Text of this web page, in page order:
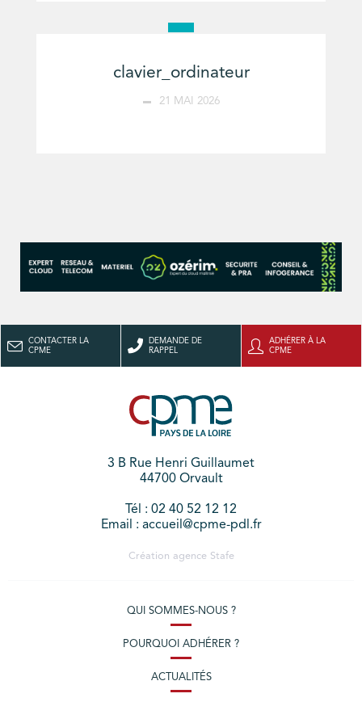
clavier_ordinateur
21 MAI 2026
CONTACTER LA
CPME
DEMANDE DE
RAPPEL
ADHÉRER À LA
CPME
3 B Rue Henri Guillaumet
44700 Orvault
Tél : 02 40 52 12 12
Email : accueil@cpme-pdl.fr
Création agence Stafe
QUI SOMMES-NOUS ?
POURQUOI ADHÉRER ?
ACTUALITÉS